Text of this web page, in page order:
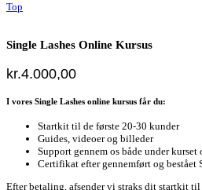
Top
Single Lashes Online Kursus
kr.4.000,00
I vores Single Lashes online kursus får du:
Startkit til de første 20-30 kunder
Guides, videoer og billeder
Support gennem os både under
Certifikat efter gennemført og bestået
Efter betaling, afsender vi straks dit startkit